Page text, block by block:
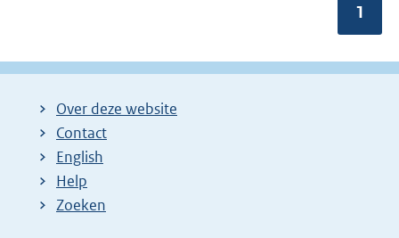
1
Over deze website
Contact
English
Help
Zoeken